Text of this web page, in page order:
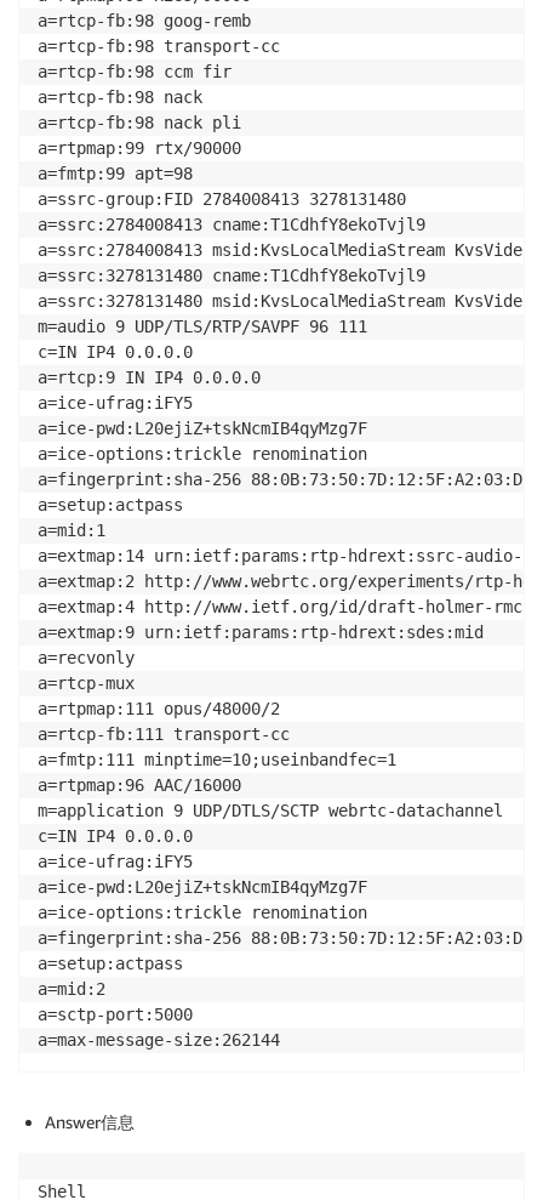
a=rtcp-fb:98 goog-remb
a=rtcp-fb:98 transport-cc
a=rtcp-fb:98 ccm fir
a=rtcp-fb:98 nack
a=rtcp-fb:98 nack pli
a=rtpmap:99 rtx/90000
a=fmtp:99 apt=98
a=ssrc-group:FID 2784008413 3278131480
a=ssrc:2784008413 cname:T1CdhfY8ekoTvjl9
a=ssrc:2784008413 msid:KvsLocalMediaStream
a=ssrc:3278131480 cname:T1CdhfY8ekoTvjl9
a=ssrc:3278131480 msid:KvsLocalMediaStream
m=audio 9 UDP/TLS/RTP/SAVPF 96 111
c=IN IP4 0.0.0.0
a=rtcp:9 IN IP4 0.0.0.0
a=ice-ufrag:iFY5
a=ice-pwd:L20ejiZ+tskNcmIB4qyMzg7F
a=ice-options:trickle renomination
a=fingerprint:sha-256
a=setup:actpass
a=mid:1
a=extmap:14 urn:ietf:params:rtp-hdrext:ssrc-audio-
a=extmap:2 http://www.webrtc.org/experiments/rtp-
a=extmap:4 http://www.ietf.org/id/draft-holmer-
a=extmap:9 urn:ietf:params:rtp-hdrext:sdes:mid
a=recvonly
a=rtcp-mux
a=rtpmap:111 opus/48000/2
a=rtcp-fb:111 transport-cc
a=fmtp:111 minptime=10;useinbandfec=1
a=rtpmap:96 AAC/16000
m=application 9 UDP/DTLS/SCTP webrtc-datachannel
c=IN IP4 0.0.0.0
a=ice-ufrag:iFY5
a=ice-pwd:L20ejiZ+tskNcmIB4qyMzg7F
a=ice-options:trickle renomination
a=fingerprint:sha-256
a=setup:actpass
a=mid:2
a=sctp-port:5000
a=max-message-size:262144
Answer信息
Shell